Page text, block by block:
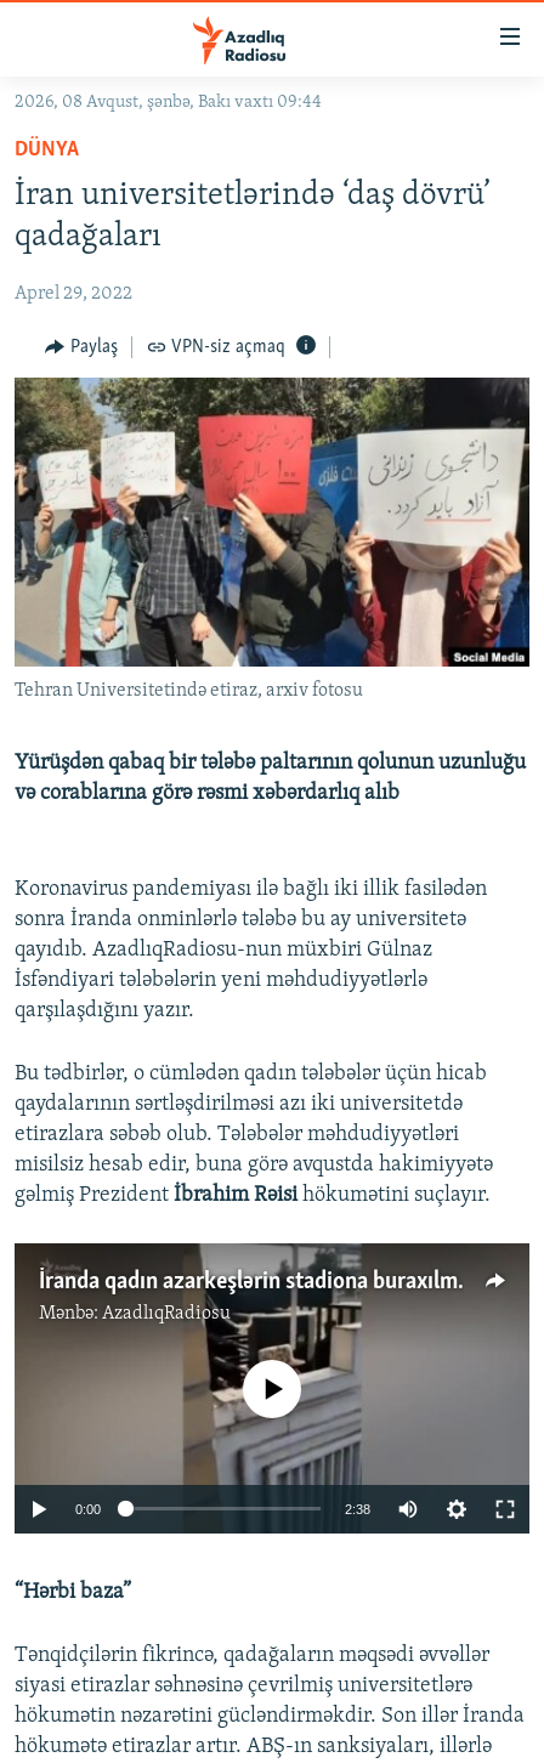
Əsas
qayıt
Əsas
naviqasiyaya
qayıt
Axtarışa
keç
KORRUPSIOMETR
#ƏSLINDƏ
FƏRQƏ BAX
QANUNI DOĞRU
ARAŞDIRMA
MULTIMEDIA
VIDEO
FOTOQALEREYA
İNFOQRAFIKA
KARIKATURA
RADIO ARXIV
OXU ZALI
AZƏRBAYCAN ƏDƏBIYYATI KITABXANASI
İSLAM VƏ DEMOKRATIYA
İZ - MƏDƏNIYYƏT PROQRAMI
HAQQIMIZDA
MISSIYAMIZ
PEŞƏ ETIKASI VƏ JURNALISTIKA STANDARTLARIMIZ
MATERIALLARIMIZDAN ISTIFADƏ
AZADLIQRADIOSU MOBIL TELEFONUNUZDA
XƏBƏR BÜLLETENLƏRIMIZ
BIZI IZLƏ
RFE/RL-in bütün saytları
2026, 08 Avqust, şənbə, Bakı vaxtı 09:44
DÜNYA
İran universitetlərində ‘daş dövrü’
qadağaları
Aprel 29, 2022
Paylaş VPN-siz açmaq
Tehran Universitetində etiraz, arxiv fotosu
Yürüşdən qabaq bir tələbə paltarının qolunun uzunluğu
və corablarına görə rəsmi xəbərdarlıq alıb
Koronavirus pandemiyası ilə bağlı iki illik fasilədən
sonra İranda onminlərlə tələbə bu ay universitetə
qayıdıb. AzadlıqRadiosu-nun müxbiri Gülnaz
İsfəndiyari tələbələrin yeni məhdudiyyətlərlə
qarşılaşdığını yazır.
Bu tədbirlər, o cümlədən qadın tələbələr üçün hicab
qaydalarının sərtləşdirilməsi azı iki universitetdə
etirazlara səbəb olub. Tələbələr məhdudiyyətləri
misilsiz hesab edir, buna görə avqustda hakimiyyətə
gəlmiş Prezident İbrahim Rəisihökumətini suçlayır.
İranda qadın azarkeşlərin stadiona buraxılmaması qalmaqal yaradıb
Mənbə: AzadlıqRadiosu
720p 1080p
No media source currently available
0:00 2:38
720p
1080p
“Hərbi baza”
Tənqidçilərin fikrincə, qadağaların məqsədi əvvəllər
siyasi etirazlar səhnəsinə çevrilmiş universitetlərə
hökumətin nəzarətini gücləndirməkdir. Son illər İranda
hökumətə etirazlar artır. ABŞ-ın sanksiyaları, illərlə